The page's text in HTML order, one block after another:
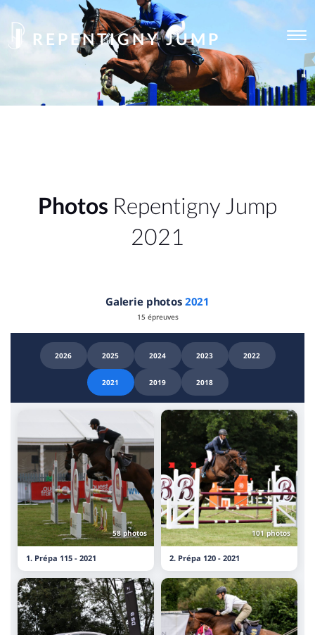
REPENTIGNY JUMP
Photos Repentigny Jump
2021
Galerie photos 2021
15 épreuves
2026 2025 2024 2023 2022
2021 2019 2018
58 photos
1. Prépa 115 - 2021
101 photos
2. Prépa 120 - 2021